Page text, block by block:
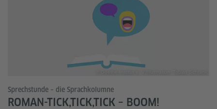
Sprechstunde – die Sprachkolumne
ROMAN-TICK,TICK,TICK – BOOM!